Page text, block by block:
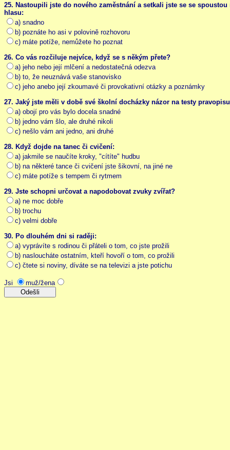
25. Nastoupili jste do nového zaměstnání a setkali jste se se
hlasu:
a) snadno
b) poznáte ho asi v polovině rozhovoru
c) máte potíže, nemůžete ho poznat
26. Co vás rozčiluje nejvíce, když se s někým přete?
a) jeho nebo její mlčení a nedostatečná odezva
b) to, že neuznává vaše stanovisko
c) jeho anebo její zkoumavé či provokativní otázky a poznámky
27. Jaký jste měli v době své školní docházky názor na testy
a) obojí pro vás bylo docela snadné
b) jedno vám šlo, ale druhé nikoli
c) nešlo vám ani jedno, ani druhé
28. Když dojde na tanec či cvičení:
a) jakmile se naučíte kroky, "cítíte" hudbu
b) na některé tance či cvičení jste šikovní, na jiné ne
c) máte potíže s tempem či rytmem
29. Jste schopni určovat a napodobovat zvuky zvířat?
a) ne moc dobře
b) trochu
c) velmi dobře
30. Po dlouhém dni si raději:
a) vyprávíte s rodinou či přáteli o tom, co jste prožili
b) nasloucháte ostatním, kteří hovoří o tom, co prožili
c) čtete si noviny, díváte se na televizi a jste potichu
Jsi muž/žena